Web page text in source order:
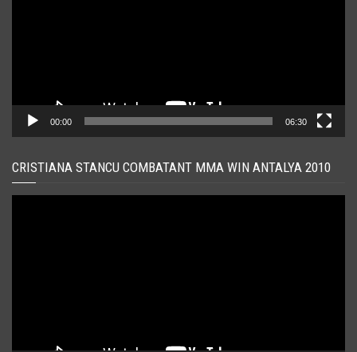
00:00 06:30
CRISTIANA STANCU COMBATANT MMA WIN ANTALYA 2010